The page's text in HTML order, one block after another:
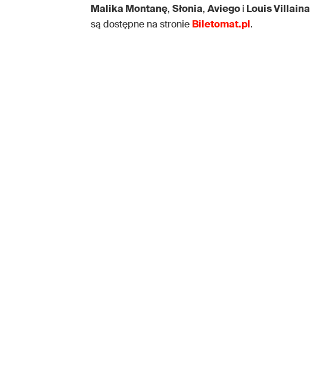
Malika Montanę, Słonia, Aviegoi Louis Villaina
są dostępne na stronie Biletomat.pl.